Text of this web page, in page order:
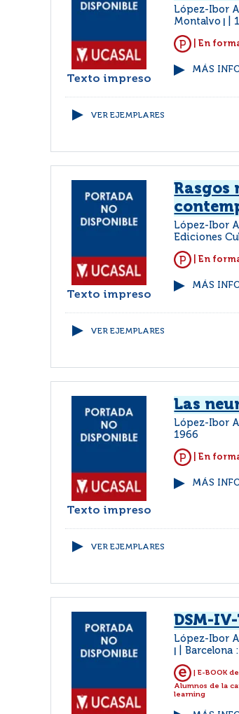
Texto impreso
López-Ibor
Montalvo
| En
MÁS
VER EJEMPLARES
Texto impreso
Rasgos
López-Ibor
Ediciones
| En
MÁS
VER EJEMPLARES
Texto impreso
Las
López-Ibor
1966
| En
MÁS
VER EJEMPLARES
DSM-
López-Ibor
Barcelona
| E-BOOK
Alumnos de la
learning